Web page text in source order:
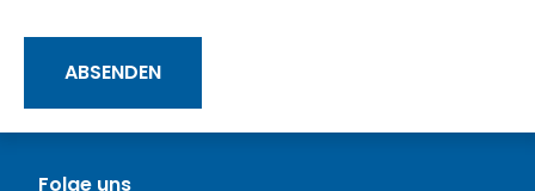
Folge uns
ABSENDEN